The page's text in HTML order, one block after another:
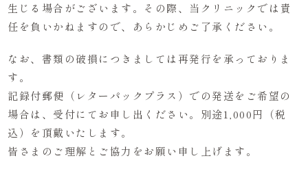
生じる場合がございます。その際、当クリニックでは責
任を負いかねますので、あらかじめご了承ください。
なお、書類の破損につきましては再発行を承っておりま
す。
記録付郵便（レターパックプラス）での発送をご希望の
場合は、受付にてお申し出ください。別途1,000円（税
込）を頂戴いたします。
皆さまのご理解とご協力をお願い申し上げます。